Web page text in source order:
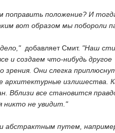
поправить положение? И
вот образом мы побороли
 добавляет Смит. "Наш
и создаем что-нибудь
Они слегка
архитектурные излишества.
все становится
никто не увидит."
путем,